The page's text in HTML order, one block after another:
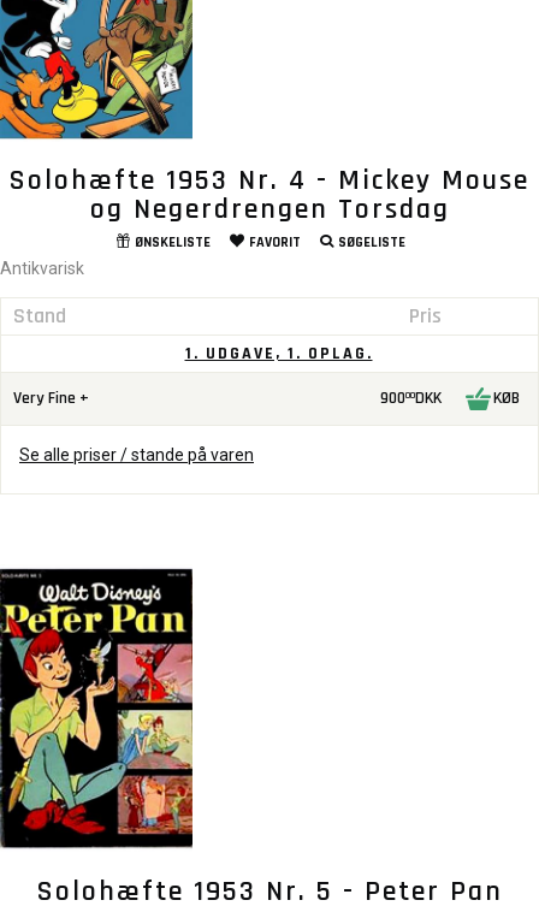
Solohæfte 1953 Nr. 4 - Mickey Mouse
og Negerdrengen Torsdag
ØNSKELISTE FAVORIT SØGELISTE
Antikvarisk
Stand Pris
1. UDGAVE, 1. OPLAG.
Very Fine + 90000DKK KØB
Se alle priser / stande på varen
Solohæfte 1953 Nr. 5 - Peter Pan